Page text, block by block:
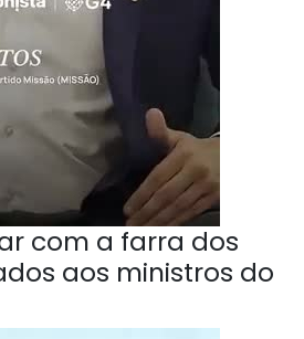
com a farra dos
aos ministros do